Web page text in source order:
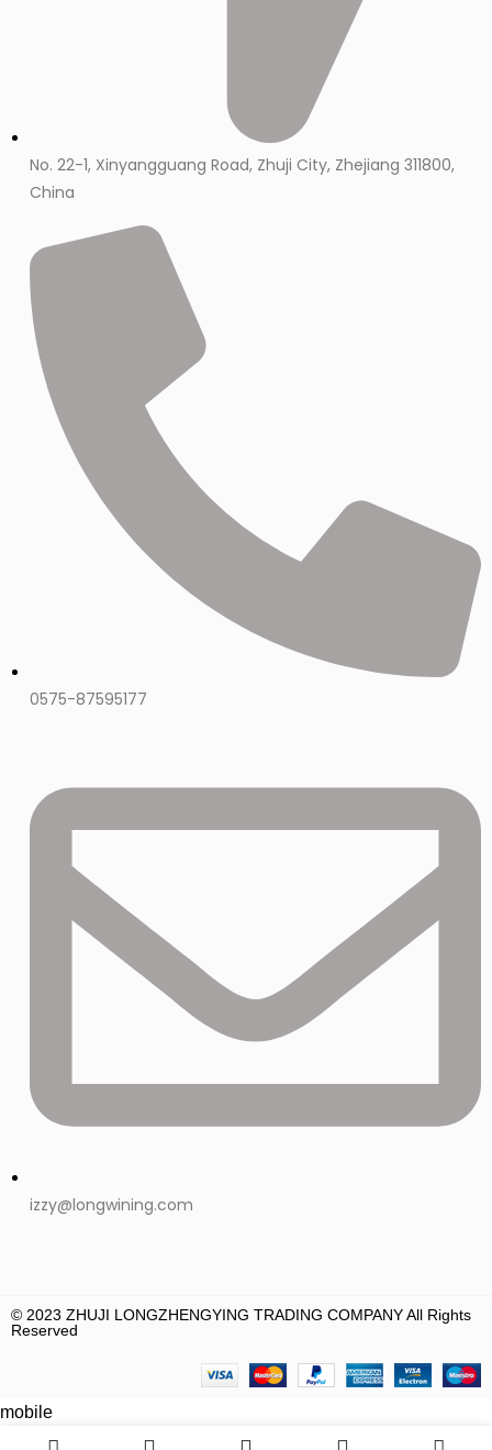
No. 22-1, Xinyangguang Road, Zhuji City, Zhejiang 311800,
China
0575-87595177
izzy@longwining.com
© 2023 ZHUJI LONGZHENGYING TRADING COMPANY All Rights
Reserved